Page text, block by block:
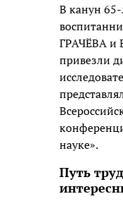
В канун
ГРАЧЁВА и
привезли
науке».
Путь